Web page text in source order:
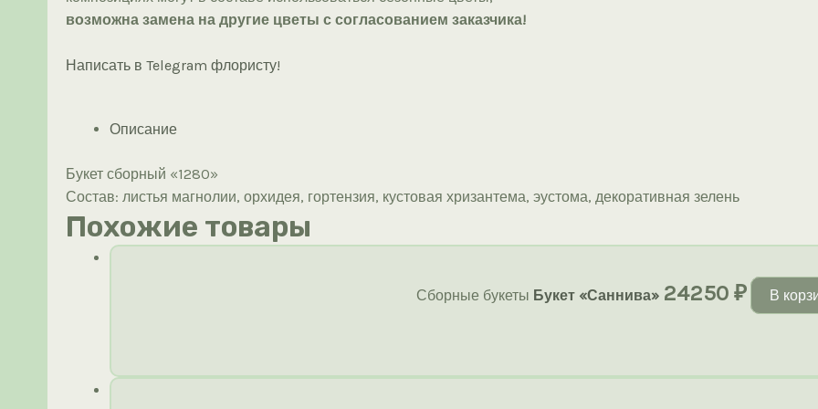
возможна замена на другие цветы с согласованием заказчика!
Написать в Telegram флористу!
Описание
Букет сборный «1280»
Состав: листья магнолии, орхидея, гортензия, кустовая хризантема, эустома, декоративная зелень
Похожие товары
Сборные букеты Букет «Саннива» 24250 ₽ В